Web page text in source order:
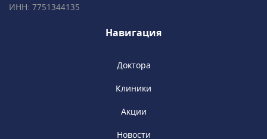
ИНН: 7751344135
Навигация
Доктора
Клиники
Акции
Новости